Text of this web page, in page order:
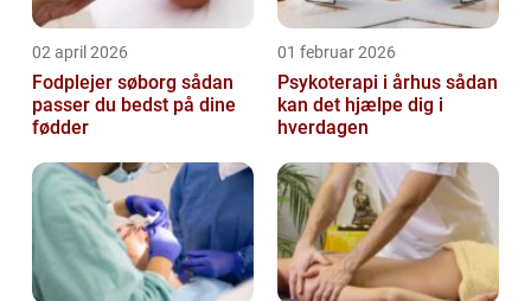
02 april 2026
Fodplejer søborg sådan
passer du bedst på dine
fødder
01 februar 2026
Psykoterapi i århus sådan
kan det hjælpe dig i
hverdagen